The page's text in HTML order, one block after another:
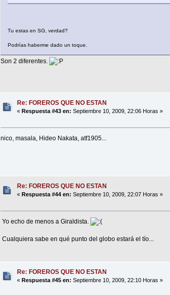
Tu estas en SG, verdad?
Podrías haberme dado un toque.
Son 2 diferentes.
Re: FOREROS QUE NO ESTAN
«Respuesta #43 en: Septiembre 10, 2009, 22:06 Horas »
nico, masala, Hideo Nakata, atf1905...
Re: FOREROS QUE NO ESTAN
«Respuesta #44 en: Septiembre 10, 2009, 22:07 Horas »
Yo echo de menos a Giraldista.
Cualquiera sabe en qué punto del globo estará el tío...
Re: FOREROS QUE NO ESTAN
« Respuesta #45 en: Septiembre 10, 2009, 22:10 Horas »